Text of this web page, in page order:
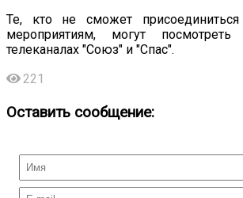
Те, кто не сможет
мероприятиям, могут
телеканалах "Союз" и "Спас".
221
Оставить сообщение: